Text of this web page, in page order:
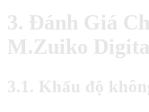
3. Đánh Giá
M.Zuiko
3.1. Khẩu độ